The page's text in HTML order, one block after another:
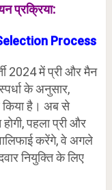
प्रक्रिया:
Process
2024 में प्री और मैन
के अनुसार,
किया है। अब से
पहला प्री और
करेंगे, वे अगले
नियुक्ति के लिए